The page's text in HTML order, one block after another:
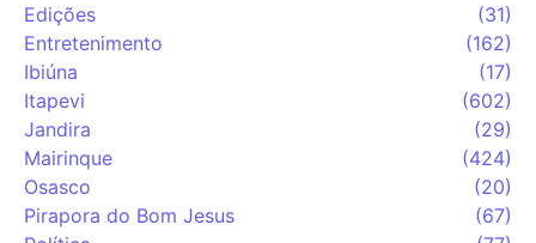
Edições
(31)
Entretenimento
(162)
Ibiúna
(17)
Itapevi
(602)
Jandira
(29)
Mairinque
(424)
Osasco
(20)
Pirapora do Bom Jesus
(67)